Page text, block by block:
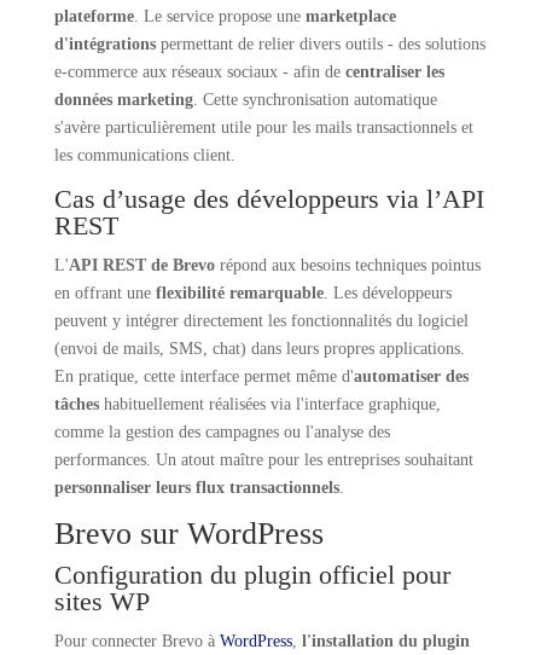
plateforme. Le service propose une marketplace
d'intégrationspermettant de relier divers outils - des solutions
e-commerce aux réseaux sociaux - afin de centraliser les
données marketing. Cette synchronisation automatique
s'avère particulièrement utile pour les mails transactionnels et
les communications client.
Cas d’usage des développeurs via l’API
REST
L'API REST de Brevorépond aux besoins techniques pointus
en offrant une flexibilité remarquable. Les développeurs
peuvent y intégrer directement les fonctionnalités du logiciel
(envoi de mails, SMS, chat) dans leurs propres applications.
En pratique, cette interface permet même d'automatiser des
tâcheshabituellement réalisées via l'interface graphique,
comme la gestion des campagnes ou l'analyse des
performances. Un atout maître pour les entreprises souhaitant
personnaliser leurs flux transactionnels.
Brevo sur WordPress
Configuration du plugin officiel pour
sites WP
Pour connecter Brevo à WordPress, l'installation du plugin